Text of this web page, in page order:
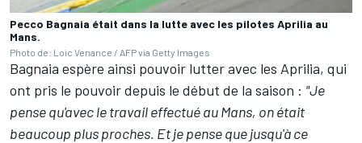
Pecco Bagnaia était dans la lutte avec les pilotes Aprilia au
Mans.
Photo de: Loic Venance / AFP via Getty Images
Bagnaia espère ainsi pouvoir lutter avec les Aprilia, qui
ont pris le pouvoir depuis le début de la saison : "Je
pense qu'avec le travail effectué au Mans, on était
beaucoup plus proches. Et je pense que jusqu'à ce